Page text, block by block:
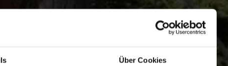
Über Cookies